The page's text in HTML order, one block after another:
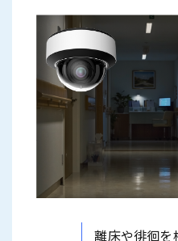
離床や徘徊を